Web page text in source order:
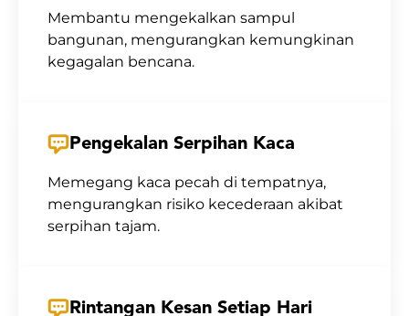
Membantu mengekalkan sampul
bangunan, mengurangkan kemungkinan
kegagalan bencana.
Pengekalan Serpihan Kaca
Memegang kaca pecah di tempatnya,
mengurangkan risiko kecederaan akibat
serpihan tajam.
Rintangan Kesan Setiap Hari